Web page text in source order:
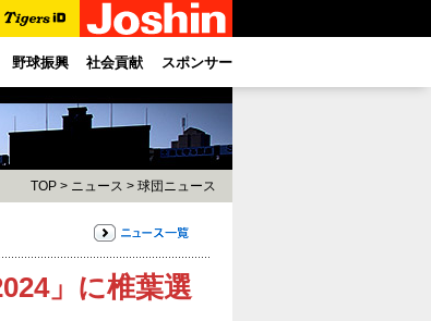
野球振興 社会貢献 スポンサー
TOP > ニュース > 球団ニュース
」に椎葉選